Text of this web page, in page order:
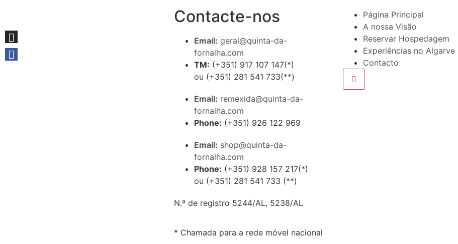
Contacte-nos
Email: geral@quinta-da-
fornalha.com
TM: (+351) 917 107 147(*)
ou (+351) 281 541 733(**)
Email: remexida@quinta-da-
fornalha.com
Phone: (+351) 926 122 969
Email: shop@quinta-da-
fornalha.com
Phone: (+351) 928 157 217(*)
ou (+351) 281 541 733 (**)
N.º de registro 5244/AL, 5238/AL
* Chamada para a rede móvel nacional
Página Principal
A nossa Visão
Reservar Hospedagem
Experiências no Algarve
Contacto